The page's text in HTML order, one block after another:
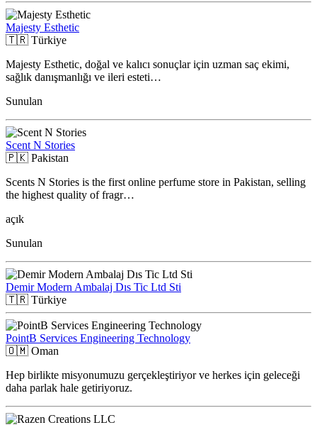
Majesty Esthetic
🇹🇷 Türkiye
Majesty Esthetic, doğal ve kalıcı sonuçlar için uzman saç ekimi,
sağlık danışmanlığı ve ileri esteti…
Sunulan
Scent N Stories
🇵🇰 Pakistan
Scents N Stories is the first online perfume store in Pakistan, selling
the highest quality of fragr…
açık
Sunulan
Demir Modern Ambalaj Dıs Tic Ltd Sti
🇹🇷 Türkiye
PointB Services Engineering Technology
🇴🇲 Oman
Hep birlikte misyonumuzu gerçekleştiriyor ve herkes için geleceği
daha parlak hale getiriyoruz.